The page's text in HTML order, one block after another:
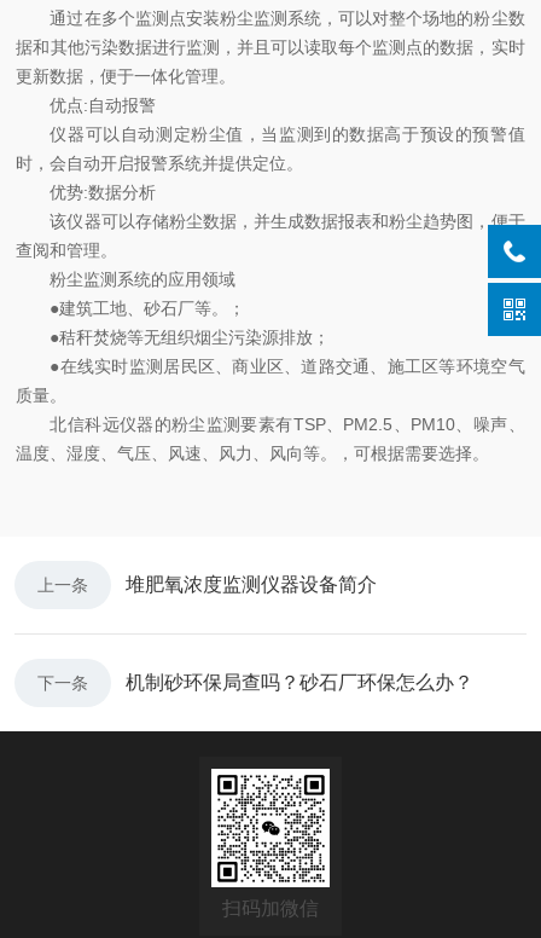
通过在多个监测点安装粉尘监测系统，可以对整个场地的粉尘数
据和其他污染数据进行监测，并且可以读取每个监测点的数据，实时
更新数据，便于一体化管理。
优点:自动报警
仪器可以自动测定粉尘值，当监测到的数据高于预设的预警值
时，会自动开启报警系统并提供定位。
优势:数据分析
该仪器可以存储粉尘数据，并生成数据报表和粉尘趋势图，便于
查阅和管理。
粉尘监测系统的应用领域
●建筑工地、砂石厂等。；
●秸秆焚烧等无组织烟尘污染源排放；
●在线实时监测居民区、商业区、道路交通、施工区等环境空气
质量。
北信科远仪器的粉尘监测要素有TSP、PM2.5、PM10、噪声、
温度、湿度、气压、风速、风力、风向等。，可根据需要选择。
上一条 堆肥氧浓度监测仪器设备简介
下一条 机制砂环保局查吗？砂石厂环保怎么办？
扫码加微信